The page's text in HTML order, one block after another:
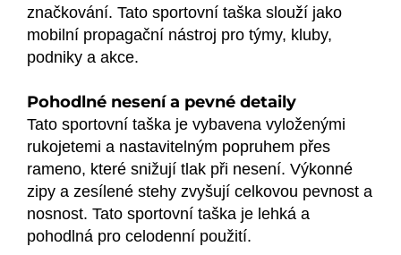
značkování. Tato sportovní taška slouží jako
mobilní propagační nástroj pro týmy, kluby,
podniky a akce.
Pohodlné nesení a pevné detaily
Tato sportovní taška je vybavena vyloženými
rukojetemi a nastavitelným popruhem přes
rameno, které snižují tlak při nesení. Výkonné
zipy a zesílené stehy zvyšují celkovou pevnost a
nosnost. Tato sportovní taška je lehká a
pohodlná pro celodenní použití.